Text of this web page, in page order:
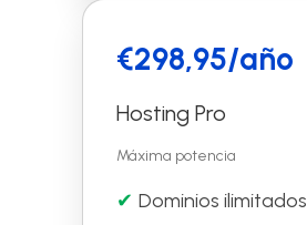
€298,95/año
Hosting Pro
Máxima potencia
Dominios ilimitados